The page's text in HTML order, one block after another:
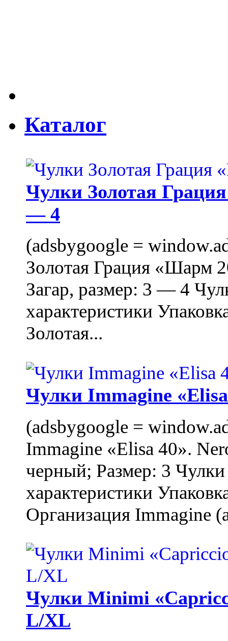
Каталог
Чулки Золотая
— 4
(adsbygoogle =
Золотая Грация «Шарм
Загар, размер: 3 — 4
характеристики
Золотая...
Чулки Immagine
(adsbygoogle =
Immagine «Elisa 40».
черный; Размер: 3
характеристики
Организация Immagine
Чулки Minimi
L/XL